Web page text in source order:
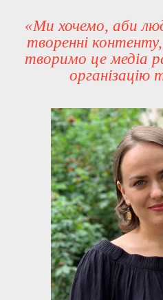
«Ми хочемо, аби
творенні
творимо це медіа
організацію